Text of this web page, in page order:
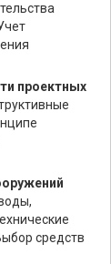
проектных
средств